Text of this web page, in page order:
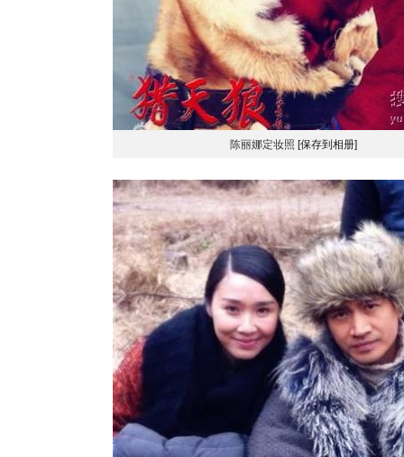
陈丽娜定妆照 [保存到相册]